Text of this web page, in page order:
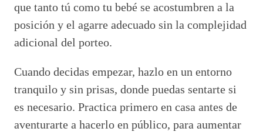
que tanto tú como tu bebé se acostumbren a la
posición y el agarre adecuado sin la complejidad
adicional del porteo.
Cuando decidas empezar, hazlo en un entorno
tranquilo y sin prisas, donde puedas sentarte si
es necesario. Practica primero en casa antes de
aventurarte a hacerlo en público, para aumentar